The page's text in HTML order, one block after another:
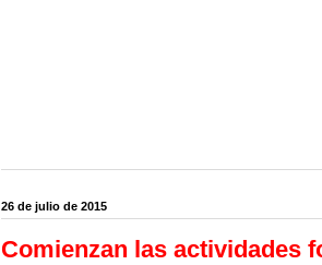
26 de julio de 2015
Comienzan las actividades